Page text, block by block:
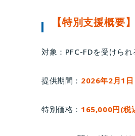
【特別支援概要】
対象：PFC-FDを受けら
提供期間： 2026年2月1
特別価格： 165,000円(